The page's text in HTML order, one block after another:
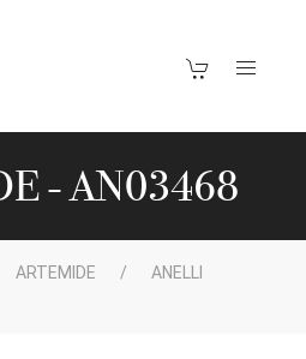
- AN03468
ARTEMIDE
ANELLI